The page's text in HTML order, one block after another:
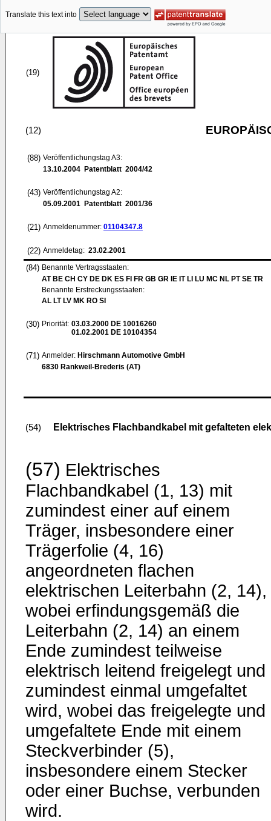
Translate this text into
(19)
(12)
(88) Veröffentlichungstag A3:
13.10.2004 Patentblatt 2004/42
(43) Veröffentlichungstag A2:
05.09.2001 Patentblatt 2001/36
(21) Anmeldenummer: 01104347.8
(22) Anmeldetag: 23.02.2001
(84) Benannte Vertragsstaaten:
AT BE CH CY DE DK ES FI FR GB GR IE IT LI LU MC NL PT SE TR
Benannte Erstreckungsstaaten:
AL LT LV MK RO SI
(30) Priorität: 03.03.2000 DE 10016260
01.02.2001 DE 10104354
(71) Anmelder: Hirschmann Automotive GmbH
6830 Rankweil-Brederis (AT)
(54) Elektrisches Flachbandkabel mit gefalteten
(57) Elektrisches
Flachbandkabel (1, 13) mit
zumindest einer auf einem
Träger, insbesondere einer
Trägerfolie (4, 16)
angeordneten flachen
elektrischen Leiterbahn (2, 14),
wobei erfindungsgemäß die
Leiterbahn (2, 14) an einem
Ende zumindest teilweise
elektrisch leitend freigelegt und
zumindest einmal umgefaltet
wird, wobei das freigelegte und
umgefaltete Ende mit einem
Steckverbinder (5),
insbesondere einem Stecker
oder einer Buchse, verbunden
wird.